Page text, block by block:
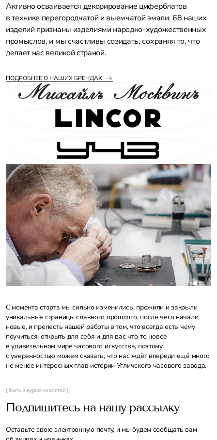
Активно осваивается декорирование циферблатов
в технике перегородчатой и выемчатой эмали. 68 наших
изделий признаны изделиями народно-художественных
промыслов, и мы счастливы созидать, сохраняя то, что
делает нас великой страной.
ПОДРОБНЕЕ О НАШИХ БРЕНДАХ
С момента старта мы сильно изменились, прожили и закрыли
уникальные страницы славного прошлого, после чего начали
новые, и прелесть нашей работы в том, что всегда есть чему
поучиться, открыть для себя и для вас что‑то новое
в удивительном мире часового искусства, поэтому
с уверенностью можем сказать, что нас ждёт впереди ещё много
не менее интересных глав истории Угличского часового завода.
[ быть в курсе новостей ]
Подпишитесь на нашу рассылку
Оставьте свою электронную почту, и мы будем сообщать вам